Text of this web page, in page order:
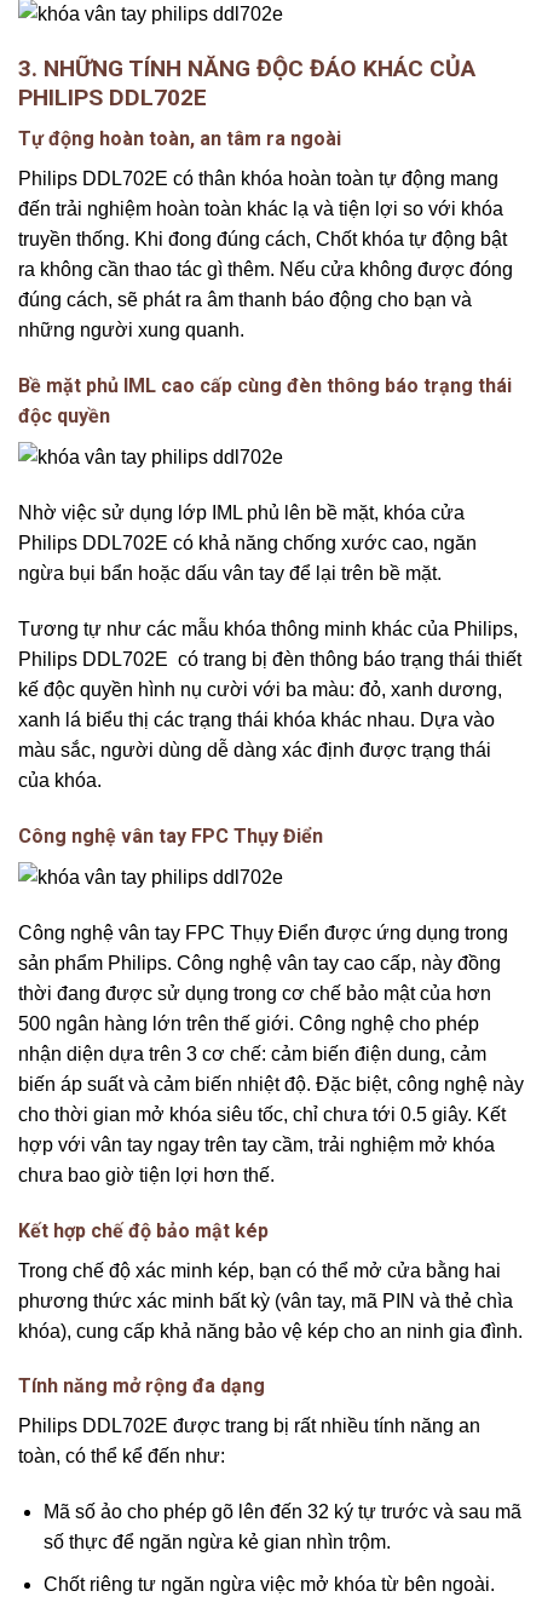
3. NHỮNG TÍNH NĂNG ĐỘC ĐÁO KHÁC CỦA
PHILIPS DDL702E
Tự động hoàn toàn, an tâm ra ngoài
Philips DDL702E có thân khóa hoàn toàn tự động mang
đến trải nghiệm hoàn toàn khác lạ và tiện lợi so với khóa
truyền thống. Khi đong đúng cách, Chốt khóa tự động bật
ra không cần thao tác gì thêm. Nếu cửa không được đóng
đúng cách, sẽ phát ra âm thanh báo động cho bạn và
những người xung quanh.
Bề mặt phủ IML cao cấp cùng đèn thông báo trạng thái
độc quyền
Nhờ việc sử dụng lớp IML phủ lên bề mặt, khóa cửa
Philips DDL702E có khả năng chống xước cao, ngăn
ngừa bụi bẩn hoặc dấu vân tay để lại trên bề mặt.
Tương tự như các mẫu khóa thông minh khác của Philips,
Philips DDL702E có trang bị đèn thông báo trạng thái thiết
kế độc quyền hình nụ cười với ba màu: đỏ, xanh dương,
xanh lá biểu thị các trạng thái khóa khác nhau. Dựa vào
màu sắc, người dùng dễ dàng xác định được trạng thái
của khóa.
Công nghệ vân tay FPC Thụy Điển
Công nghệ vân tay FPC Thụy Điển được ứng dụng trong
sản phẩm Philips. Công nghệ vân tay cao cấp, này đồng
thời đang được sử dụng trong cơ chế bảo mật của hơn
500 ngân hàng lớn trên thế giới. Công nghệ cho phép
nhận diện dựa trên 3 cơ chế: cảm biến điện dung, cảm
biến áp suất và cảm biến nhiệt độ. Đặc biệt, công nghệ này
cho thời gian mở khóa siêu tốc, chỉ chưa tới 0.5 giây. Kết
hợp với vân tay ngay trên tay cầm, trải nghiệm mở khóa
chưa bao giờ tiện lợi hơn thế.
Kết hợp chế độ bảo mật kép
Trong chế độ xác minh kép, bạn có thể mở cửa bằng hai
phương thức xác minh bất kỳ (vân tay, mã PIN và thẻ chìa
khóa), cung cấp khả năng bảo vệ kép cho an ninh gia đình.
Tính năng mở rộng đa dạng
Philips DDL702E được trang bị rất nhiều tính năng an
toàn, có thể kể đến như:
Mã số ảo cho phép gõ lên đến 32 ký tự trước và sau mã
số thực để ngăn ngừa kẻ gian nhìn trộm.
Chốt riêng tư ngăn ngừa việc mở khóa từ bên ngoài.